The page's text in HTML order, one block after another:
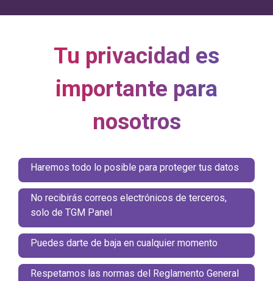
Tu privacidad es
importante para
nosotros
Haremos todo lo posible para proteger tus datos
No recibirás correos electrónicos de terceros,
solo de TGM Panel
Puedes darte de baja en cualquier momento
Respetamos las normas del Reglamento General